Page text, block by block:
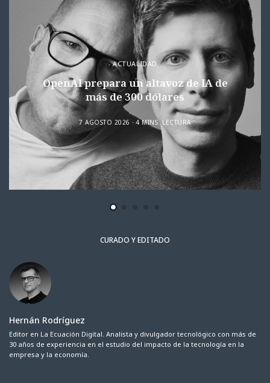
ACTUALIDAD
OpenAI prepara un altavoz de IA de
más de 300 dólares
7 AGOSTO 2026 4 MINS. LECTURA
CURADO Y EDITADO
Hernán Rodríguez
Editor en La Ecuación Digital. Analista y divulgador tecnológico con más de
30 años de experiencia en el estudio del impacto de la tecnología en la
empresa y la economía.